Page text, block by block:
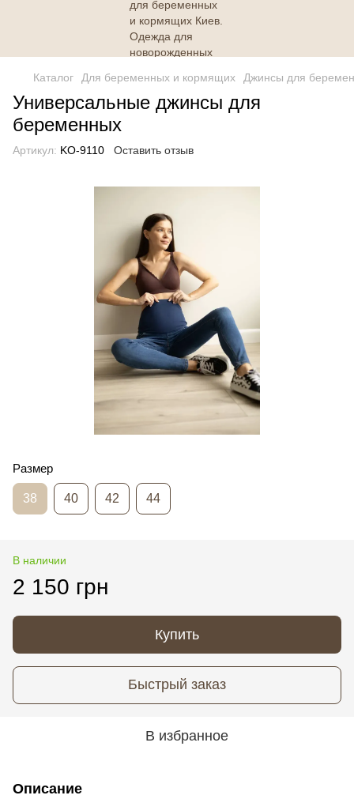
Каталог Для беременных и кормящих Джинсы для
Универсальные джинсы для
беременных
Артикул: KO-9110 Оставить отзыв
Размер
38 40 42 44
В наличии
2 150 грн
Купить
Быстрый заказ
В избранное
Описание